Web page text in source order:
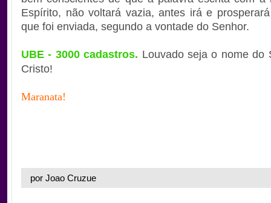
Espírito, não voltará vazia, antes irá e
que foi enviada, segundo a vontade do Senhor.
UBE - 3000 cadastros. Louvado seja o nome do
Cristo!
Maranata!
por Joao Cruzue